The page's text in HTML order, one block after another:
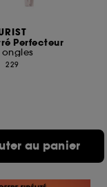
Perfecteur
229
au panier